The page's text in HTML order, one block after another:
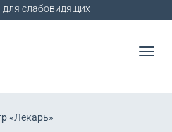
для слабовидящих
«Лекарь»